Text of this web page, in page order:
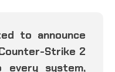
to announce
Strike 2
every system,